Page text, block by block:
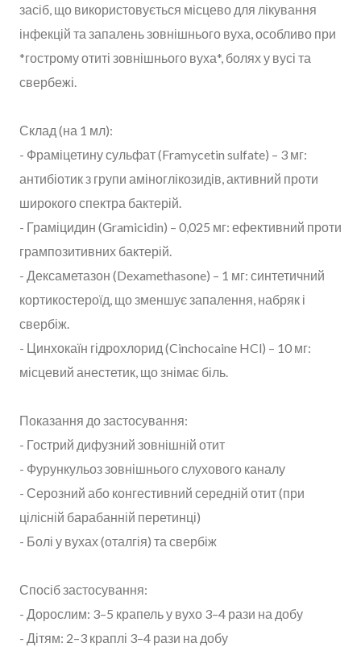
засіб, що використовується місцево для лікування
інфекцій та запалень зовнішнього вуха, особливо при
*гострому отиті зовнішнього вуха*, болях у вусі та
свербежі.
Склад (на 1 мл):
- Фраміцетину сульфат (Framycetin sulfate) – 3 мг:
антибіотик з групи аміноглікозидів, активний проти
широкого спектра бактерій.
- Граміцидин (Gramicidin) – 0,025 мг: ефективний проти
грампозитивних бактерій.
- Дексаметазон (Dexamethasone) – 1 мг: синтетичний
кортикостероїд, що зменшує запалення, набряк і
свербіж.
- Цинхокаїн гідрохлорид (Cinchocaine HCl) – 10 мг:
місцевий анестетик, що знімає біль.
Показання до застосування:
- Гострий дифузний зовнішній отит
- Фурункульоз зовнішнього слухового каналу
- Серозний або конгестивний середній отит (при
цілісній барабанній перетинці)
- Болі у вухах (оталгія) та свербіж
Спосіб застосування:
- Дорослим: 3–5 крапель у вухо 3–4 рази на добу
- Дітям: 2–3 краплі 3–4 рази на добу